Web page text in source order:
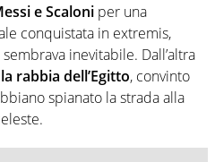
e Scaloni per una
conquistata in extremis,
inevitabile. Dall’altra
la rabbia dell’Egitto, convinto
spianato la strada alla